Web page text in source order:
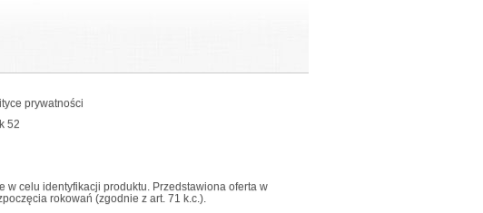
prywatności
52
w celu identyfikacji produktu. Przedstawiona oferta w
rokowań (zgodnie z art. 71 k.c.).